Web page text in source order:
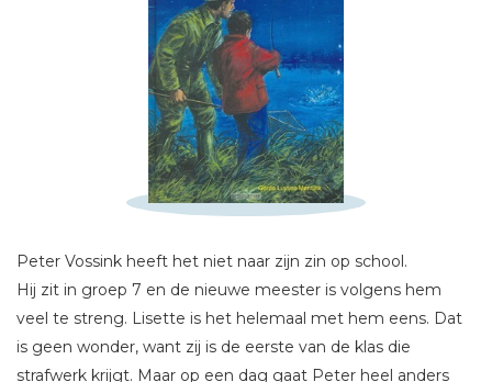
Peter Vossink heeft het niet naar zijn zin op school.
Hij zit in groep 7 en de nieuwe meester is volgens hem
veel te streng. Lisette is het helemaal met hem eens. Dat
is geen wonder, want zij is de eerste van de klas die
strafwerk krijgt. Maar op een dag gaat Peter heel anders
Schrijf hieronder je review!
Bericht *